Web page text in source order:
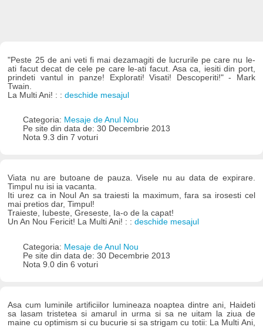
"Peste 25 de ani veti fi mai dezamagiti de lucrurile pe care nu le-
ati facut decat de cele pe care le-ati facut. Asa ca, iesiti din port,
prindeti vantul in panze! Explorati! Visati! Descoperiti!" - Mark
Twain.
La Multi Ani! : :deschide mesajul
Categoria: Mesaje de Anul Nou
Pe site din data de: 30 Decembrie 2013
Nota 9.3 din 7 voturi
Viata nu are butoane de pauza. Visele nu au data de expirare.
Timpul nu isi ia vacanta.
Iti urez ca in Noul An sa traiesti la maximum, fara sa irosesti cel
mai pretios dar, Timpul!
Traieste, Iubeste, Greseste, Ia-o de la capat!
Un An Nou Fericit! La Multi Ani! : :deschide mesajul
Categoria: Mesaje de Anul Nou
Pe site din data de: 30 Decembrie 2013
Nota 9.0 din 6 voturi
Asa cum luminile artificiilor lumineaza noaptea dintre ani, Haideti
sa lasam tristetea si amarul in urma si sa ne uitam la ziua de
maine cu optimism si cu bucurie si sa strigam cu totii: La Multi Ani,